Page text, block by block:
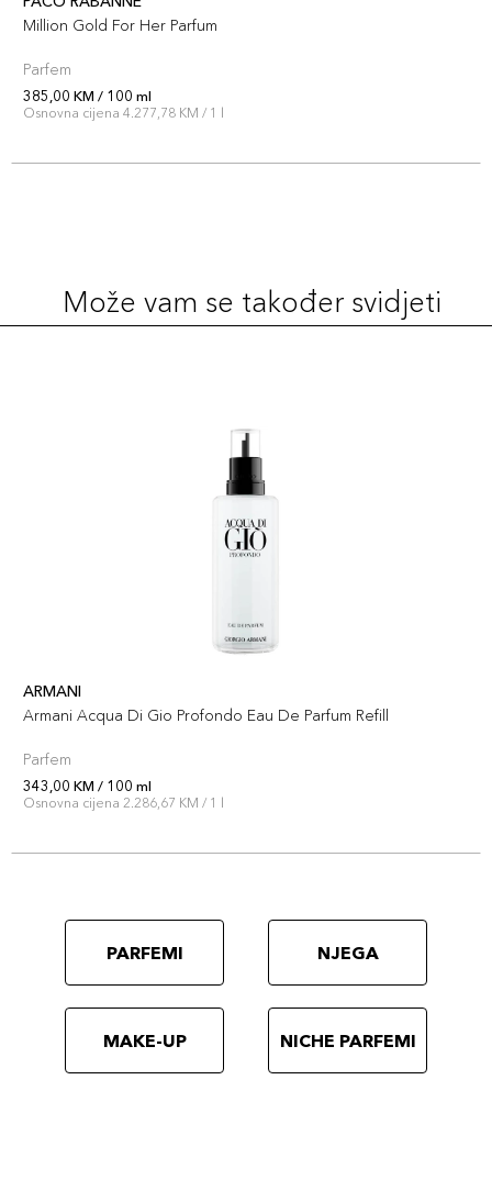
Million Gold For Her Parfum
Parfem
385,00 KM / 100 ml
Osnovna cijena 4.277,78 KM / 1 l
Može vam se također svidjeti
ARMANI
Armani Acqua Di Gio Profondo Eau De Parfum Refill
Parfem
343,00 KM / 100 ml
Osnovna cijena 2.286,67 KM / 1 l
PARFEMI NJEGA
MAKE-UP NICHE PARFEMI